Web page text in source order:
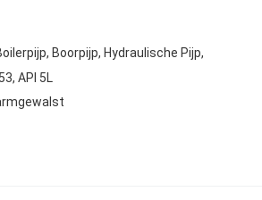
Boorpijp, Hydraulische Pijp,
API 5L